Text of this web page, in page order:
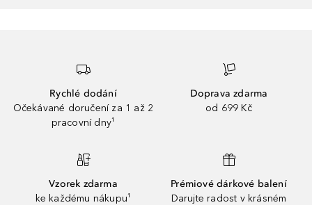
Rychlé dodání
Očekávané doručení za 1 až 2
pracovní dny¹
Doprava zdarma
od 699 Kč
Vzorek zdarma
ke každému nákupu¹
Prémiové dárkové balení
Darujte radost v krásném